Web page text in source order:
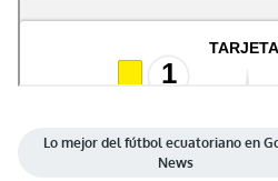
Lo mejor del fútbol ecuatoriano en
News